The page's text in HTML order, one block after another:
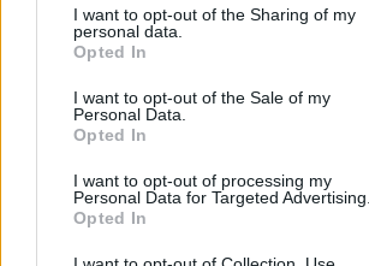
I want to opt-out of the Sharing of my
personal data.
Opted In
I want to opt-out of the Sale of my
Personal Data.
Opted In
I want to opt-out of processing my
Personal Data for Targeted Advertising.
Opted In
etatu ir dažnai smagindavosi
„Tuo metu Andy draugai buvo
bebaigiantys savo ketvirtąją
turėjo stabilius darbus arba
dauguma jų turėjo ir mažų
mūsų apylinkėse neturėjau nė